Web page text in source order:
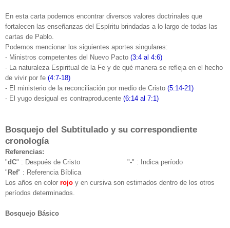
En esta carta podemos encontrar diversos valores doctrinales que
fortalecen las enseñanzas del Espíritu brindadas a lo largo de todas las
cartas de Pablo.
Podemos mencionar los siguientes aportes singulares:
- Ministros competentes del Nuevo Pacto (3:4 al 4:6)
- La naturaleza Espiritual de la Fe y de qué manera se refleja en el hecho
de vivir por fe (4:7-18)
- El ministerio de la reconciliación por medio de Cristo (5:14-21)
- El yugo desigual es contraproducente (6:14 al 7:1)
Bosquejo del Subtitulado y su correspondiente
cronología
Referencias:
"dC" : Después de Cristo "-" : Indica período
"Ref" : Referencia Bíblica
Los años en color rojo y en cursiva son estimados dentro de los otros
períodos determinados.
Bosquejo Básico